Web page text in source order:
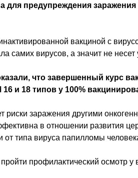
для предупреждения
вакциной с
самих вирусов, а значит не
что завершенный курс
и 18 типов у 100%
риски заражения другими
в отношении развития
от типа вируса папилломы
профилактический осмотр у